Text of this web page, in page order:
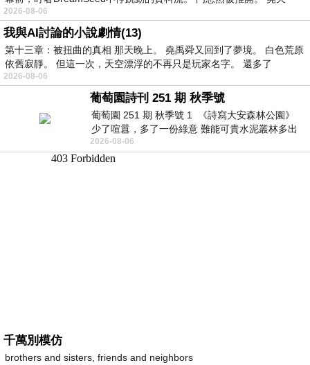
2026-08-06
我與AI討論的小說劇情(13)
第十三章：被扭曲的真相 那天晚上。 堯禹舜又回到了夢境。 白色荒原
依舊寂靜。 但這一次，天空漂浮的不再只是玩家名字。 還多了
2026-08-06
葡萄園詩刊 251 期 秋季號
葡萄園 251 期 秋季號 1 《詩寫大安森林公園》
少了喧囂，多了一份綠意 難能可貴水泥叢林多出
一
2026-08-06
千萬別模仿
brothers and sisters, friends and neighbors